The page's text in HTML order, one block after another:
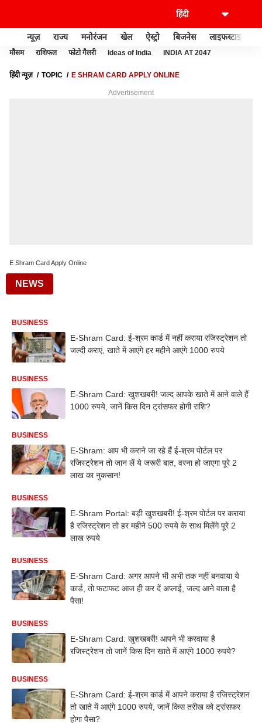
न्यूज़ राज्य मनोरंजन खेल ऐस्ट्रो बिजनेस लाइफस्टाइल
मौसम राशिफल फोटो गैलरी Ideas of India INDIA AT 2047
हिंदी न्यूज़ TOPIC E SHRAM CARD APPLY ONLINE
Advertisement
E Shram Card Apply Online
NEWS
BUSINESS
E-Shram Card: ई-श्रम कार्ड में नहीं कराया रजिस्ट्रेशन तो
जल्दी कराएं, खाते में आएंगे हर महीने आएंगे 1000 रुपये
BUSINESS
E-Shram Card: खुशखबरी! जल्द आपके खाते में आने वाले हैं
1000 रुपये, जानें किस दिन ट्रांसफर होगी राशि?
BUSINESS
E-Shram: आप भी कराने जा रहे हैं ई-श्रम पोर्टल पर
रजिस्ट्रेशन तो जान लें ये जरूरी बात, वरना हो जाएगा पूरे 2
लाख का नुकसान!
BUSINESS
E-Shram Portal: बड़ी खुशखबरी! ई-श्रम पोर्टल पर कराया
है रजिस्ट्रेशन तो हर महीने 500 रुपये के साथ मिलेंगे पूरे 2
लाख रुपये
BUSINESS
E-Shram Card: अगर आपने भी अभी तक नहीं बनवाया ये
कार्ड, तो फटाफट आज ही कर दें अप्लाई, जल्द आने वाला है
पैसा!
BUSINESS
E-Shram Card: खुशखबरी! आपने भी करवाया है
रजिस्ट्रेशन तो जानें किस दिन खाते में आएंगे 1000 रुपये?
BUSINESS
E-Shram Card: ई-श्रम कार्ड में आपने कराया है रजिस्ट्रेशन
तो खाते में आएंगे 1000 रुपये, जानें किस तरीख को ट्रांसफर
होगा पैसा?